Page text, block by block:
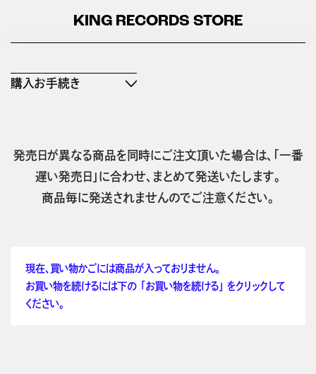
KING RECORDS STORE
購入お手続き
発売日が異なる商品を同時にご注文頂いた場合は、「一番
遅い発売日」に合わせ、まとめて発送いたします。
商品毎に発送されませんのでご注意ください。
現在、買い物かごには商品が入っておりません。
お買い物を続けるには下の 「お買い物を続ける」 をクリックして
ください。